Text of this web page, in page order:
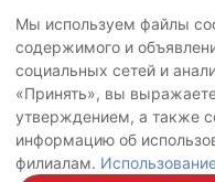
Мы используем файлы
содержимого и
социальных сетей и
«Принять», вы
утверждением, а также
информацию об
филиалам.
Связь с Pantum
Новости
Контакты
Copyright © 2026 Pantum
Политика
Политика